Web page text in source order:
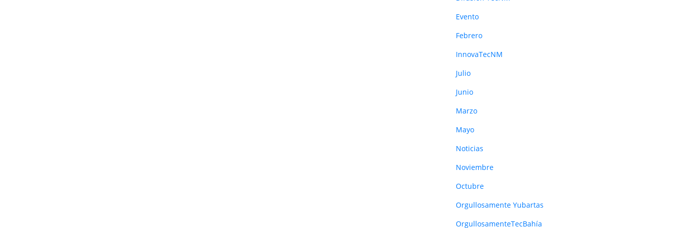
Evento
Febrero
InnovaTecNM
Julio
Junio
Marzo
Mayo
Noticias
Noviembre
Octubre
Orgullosamente Yubartas
OrgullosamenteTecBahía